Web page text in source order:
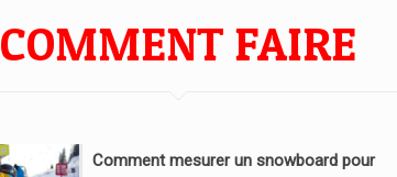
COMMENT FAIRE
Comment mesurer un snowboard pour